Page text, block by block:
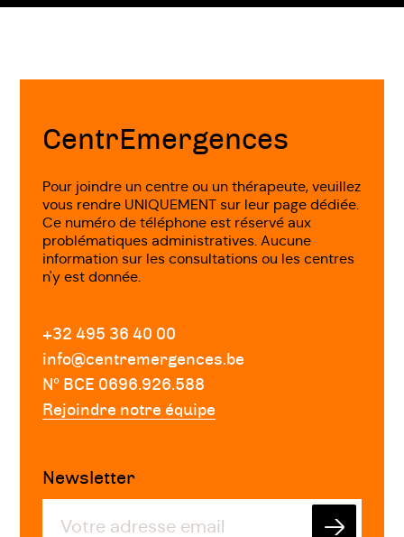
Fin
CentrEmergences
Pour joindre un centre ou un thérapeute, veuillez
vous rendre UNIQUEMENT sur leur page dédiée.
Ce numéro de téléphone est réservé aux
problématiques administratives. Aucune
information sur les consultations ou les centres
n'y est donnée.
+32 495 36 40 00
info@centremergences.be
Nº BCE 0696.926.588
Rejoindre notre équipe
Newsletter